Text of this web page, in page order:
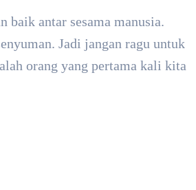
baik antar sesama manusia.
Jadi jangan ragu untuk
orang yang pertama kali kita